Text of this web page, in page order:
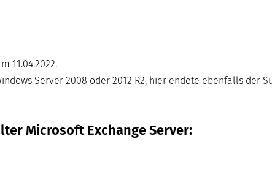
11.04.2022.
Server 2008 oder 2012 R2, hier endete ebenfalls der
Microsoft Exchange Server: